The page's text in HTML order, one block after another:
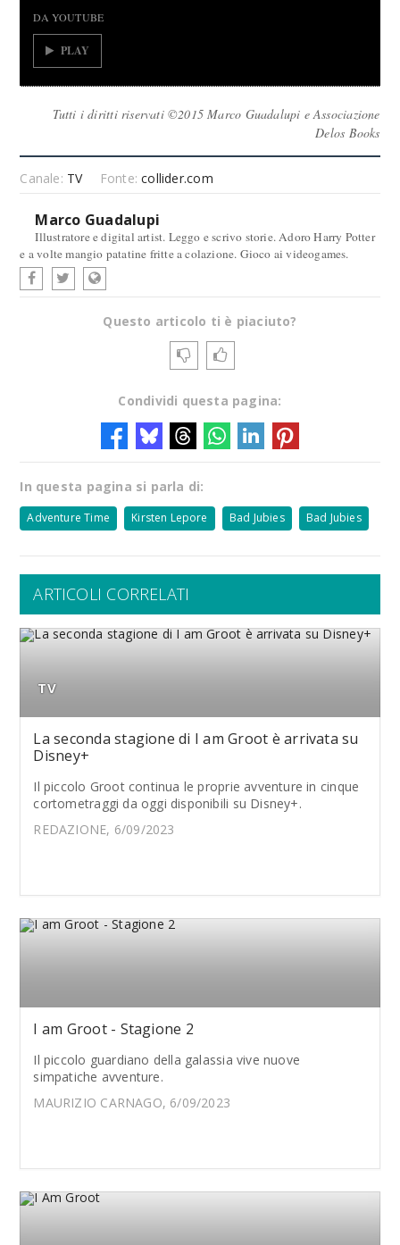
DA YOUTUBE
PLAY
Tutti i diritti riservati ©2015 Marco Guadalupi e Associazione
Delos Books
Canale: TV Fonte:collider.com
Marco Guadalupi
Illustratore e digital artist. Leggo e scrivo storie. Adoro Harry Potter
e a volte mangio patatine fritte a colazione. Gioco ai videogames.
Questo articolo ti è piaciuto?
Condividi questa pagina:
In questa pagina si parla di:
Adventure Time Kirsten Lepore Bad Jubies Bad Jubies
ARTICOLI CORRELATI
TV
La seconda stagione di I am Groot è arrivata su
Disney+
Il piccolo Groot continua le proprie avventure in cinque
cortometraggi da oggi disponibili su Disney+.
REDAZIONE, 6/09/2023
I am Groot - Stagione 2
Il piccolo guardiano della galassia vive nuove
simpatiche avventure.
MAURIZIO CARNAGO, 6/09/2023